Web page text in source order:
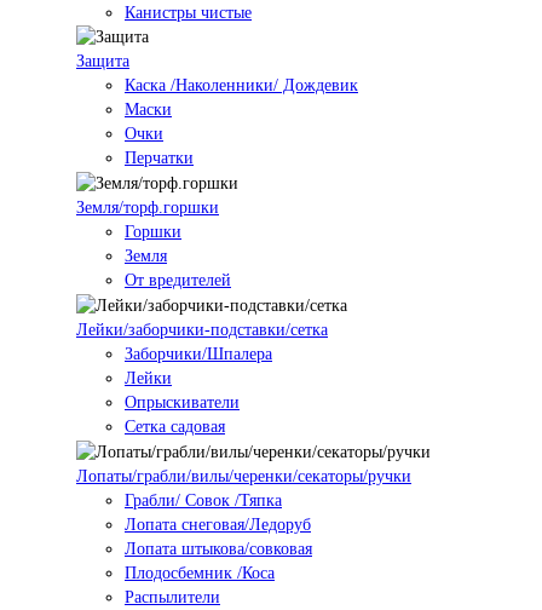
Канистры чистые
Защита
Каска /Наколенники/ Дождевик
Маски
Очки
Перчатки
Земля/торф.горшки
Горшки
Земля
От вредителей
Лейки/заборчики-подставки/сетка
Заборчики/Шпалера
Лейки
Опрыскиватели
Сетка садовая
Лопаты/грабли/вилы/черенки/секаторы/ручки
Грабли/ Совок /Тяпка
Лопата снеговая/Ледоруб
Лопата штыкова/совковая
Плодосбемник /Коса
Распылители